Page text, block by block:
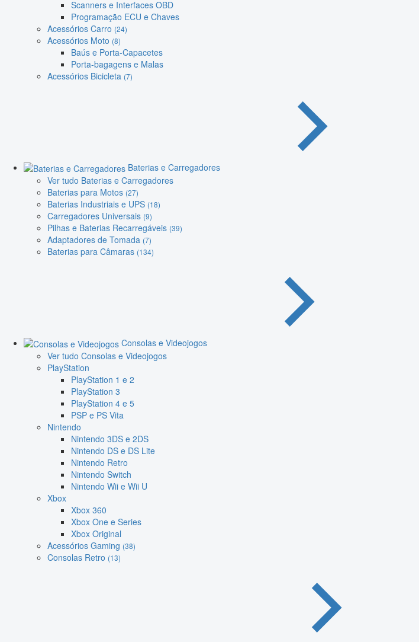
Scanners e Interfaces OBD
Programação ECU e Chaves
Acessórios Carro (24)
Acessórios Moto (8)
Baús e Porta-Capacetes
Porta-bagagens e Malas
Acessórios Bicicleta (7)
Baterias e Carregadores
Ver tudo Baterias e Carregadores
Baterias para Motos (27)
Baterias Industriais e UPS (18)
Carregadores Universais (9)
Pilhas e Baterias Recarregáveis (39)
Adaptadores de Tomada (7)
Baterias para Câmaras (134)
Consolas e Videojogos
Ver tudo Consolas e Videojogos
PlayStation
PlayStation 1 e 2
PlayStation 3
PlayStation 4 e 5
PSP e PS Vita
Nintendo
Nintendo 3DS e 2DS
Nintendo DS e DS Lite
Nintendo Retro
Nintendo Switch
Nintendo Wii e Wii U
Xbox
Xbox 360
Xbox One e Series
Xbox Original
Acessórios Gaming (38)
Consolas Retro (13)